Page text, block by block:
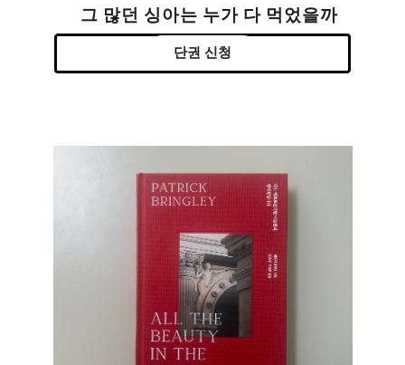
그 많던 싱아는 누가 다 먹었을까
단권 신청